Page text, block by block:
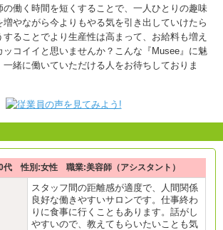
の働く時間を短くすることで、一人ひとりの趣味
やながら今よりもやる気を引き出していけたら
ることでより生産性は高まって、お給料も増え
コイイと思いませんか？こんな『Musee』に魅
緒に働いていただける人をお待ちしておりま
代 性別:女性 職業:美容師（アシスタント）
スタッフ間の距離感が適度で、人間関係
良好な働きやすいサロンです。仕事終わ
りに食事に行くこともあります。話がし
やすいので、教えてもらいたいことも気